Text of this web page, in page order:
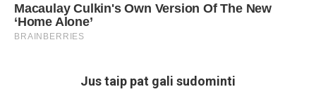
Jus taip pat gali sudominti